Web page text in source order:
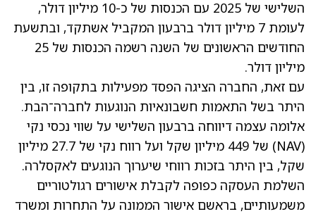
השלישי של 2025 עם הכנסות של כ-10 מיליון דולר,
לעומת 7 מיליון דולר ברבעון המקביל אשתקד, ובתשעת
החודשים הראשונים של השנה רשמה הכנסות של 25
מיליון דולר.
עם זאת, החברה הציגה הפסד מפעילות בתקופה זו, בין
היתר בשל התאמות חשבונאיות הנוגעות לחברה־הבת.
אלומה עצמה דיווחה ברבעון השלישי על שווי נכסי נקי
(NAV) של 449 מיליון שקל ועל רווח נקי של 27.7 מיליון
שקל, בין היתר בזכות רווחי שיערוך הנוגעים לאקסלרה.
השלמת העסקה כפופה לקבלת אישורים רגולטוריים
משמעותיים, בראשם אישור הממונה על התחרות ומשרד